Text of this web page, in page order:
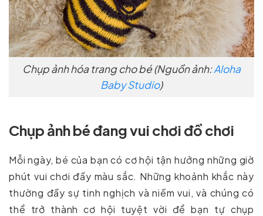
Chụp ảnh hóa trang cho bé (Nguồn ảnh:Aloha
Baby Studio)
Chụp ảnh bé đang vui chơi đồ chơi
Mỗi ngày, bé của bạn có cơ hội tận hưởng những giờ
phút vui chơi đầy màu sắc. Những khoảnh khắc này
thường đầy sự tinh nghịch và niềm vui, và chúng có
thể trở thành cơ hội tuyệt vời để bạn tự chụp